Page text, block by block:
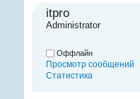
itpro
Administrator
Оффлайн
Просмотр сообщений
Статистика